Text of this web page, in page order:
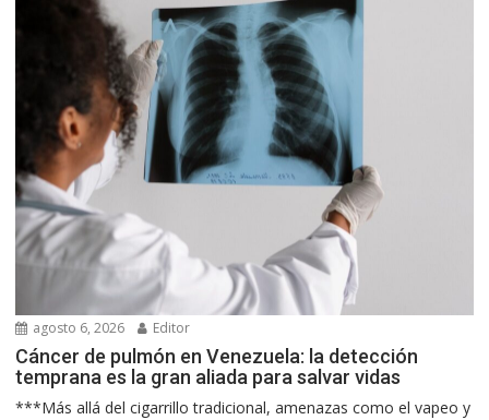
agosto 6, 2026 Editor
Cáncer de pulmón en Venezuela: la detección
temprana es la gran aliada para salvar vidas
***Más allá del cigarrillo tradicional, amenazas como el vapeo y